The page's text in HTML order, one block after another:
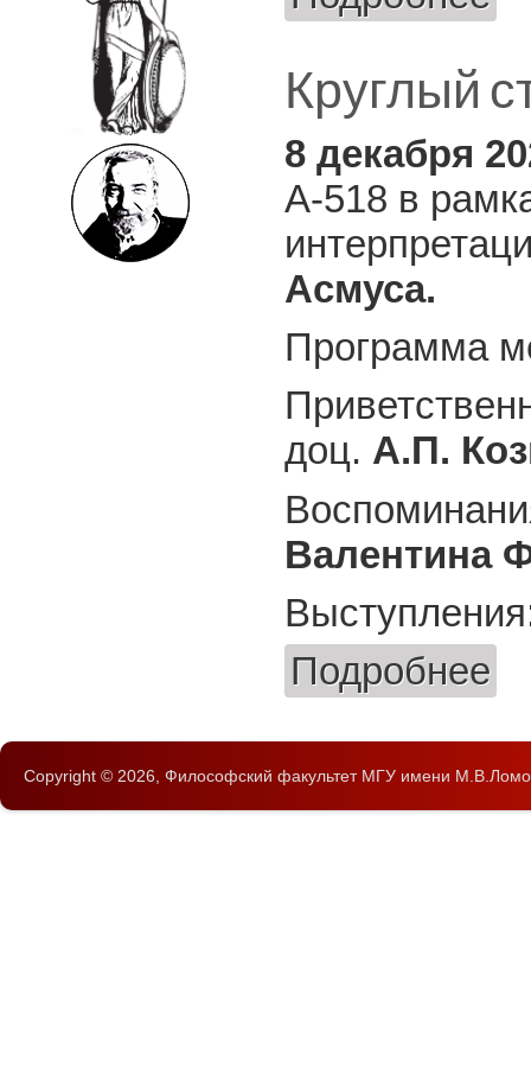
Круглый
8 декабря
А-518 в
Асмуса.
Программа
доц. А.П.
Валентина
Подробнее
Copyright © 2026, Философский факультет МГУ имени